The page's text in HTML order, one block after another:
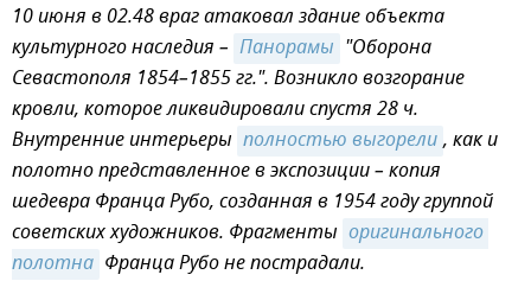
10 июня в 02.48 враг атаковал здание объекта
культурного наследия – Панорамы "Оборона
Севастополя 1854–1855 гг.". Возникло возгорание
кровли, которое ликвидировали спустя 28 ч.
Внутренние интерьеры полностью выгорели, как и
полотно представленное в экспозиции – копия
шедевра Франца Рубо, созданная в 1954 году группой
советских художников. Фрагменты оригинального
полотна Франца Рубо не пострадали.